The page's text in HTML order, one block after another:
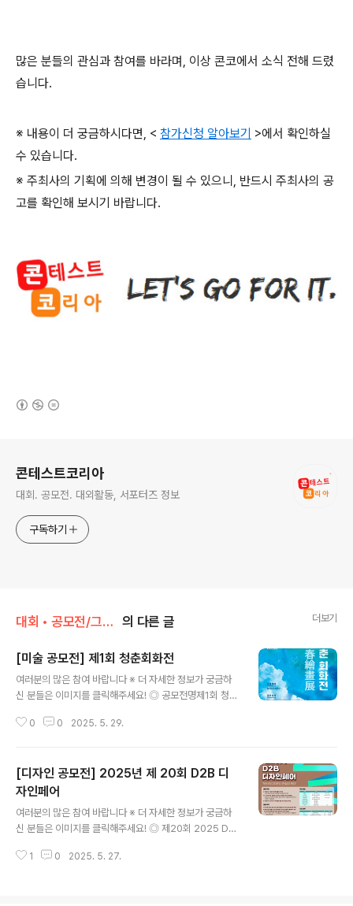
많은 분들의 관심과 참여를 바라며, 이상 콘코에서 소식 전해 드렸
습니다.
※ 내용이 더 궁금하시다면, < 참가신청 알아보기 >에서 확인하실
수 있습니다.
※ 주최사의 기획에 의해 변경이 될 수 있으니 , 반드시 주최사의 공
고를 확인해 보시기 바랍니다.
콘테스트코리아
대회. 공모전. 대외활동, 서포터즈 정보
구독하기
대회 • 공모전/그림 • 미술 • 디자인 • 웹툰. 의 다른 글 더보기
[미술 공모전] 제1회 청춘회화전
여러분의 많은 참여 바랍니다 ※ 더 자세한 정보가 궁금하
신 분들은 이미지를 클릭해주세요! ◎ 공모전명제1회 청춘
모자격만19세 이상 성인 누구나 (2006년생 이후 출생자)
은 꿈으로 그리는 가장 푸른 그림이다.” ◎ 접수 규격- 23
39px*3308px 이상 디지털 이미지 파일 1작품 (A3 크
기, dpi 300 이상, jpg 또는 png)* 1인 1작품만 제출 가
능하며, 여러 작품 제출 시 먼저 제출한 작품만 심사합니다.
소로 작품 제출* 제목은 ‘[청춘회화..
0 0 2025. 5. 29.
[디자인 공모전] 2025년 제 20회 D2B 디
자인페어
여러분의 많은 참여 바랍니다 ※ 더 자세한 정보가 궁금하
신 분들은 이미지를 클릭해주세요! ◎ 제20회 2025 D2
인 페어 ◎ 참가자격만 18세 이상의 개인 또는 팀으로 출
1 0 2025. 5. 27.